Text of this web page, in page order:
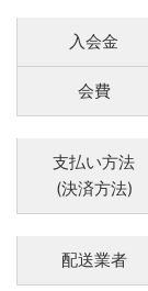
入会金
会費
支払い方法
(決済方法)
配送業者